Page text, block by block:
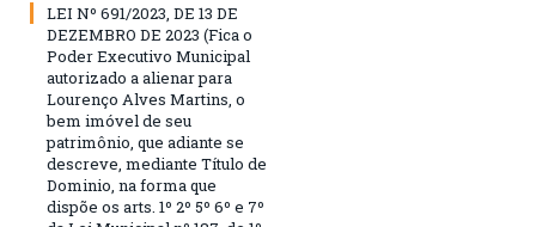
LEI Nº 691/2023, DE 13 DE
DEZEMBRO DE 2023 (Fica o
Poder Executivo Municipal
autorizado a alienar para
Lourenço Alves Martins, o
bem imóvel de seu
patrimônio, que adiante se
descreve, mediante Título de
Dominio, na forma que
dispõe os arts. 1º 2º 5º 6º e 7º